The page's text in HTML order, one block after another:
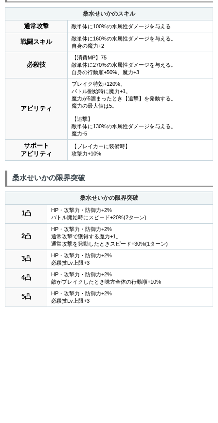
桑水せいかのスキル
通常攻撃
敵単体に100%の水属性ダメージを与える
戦闘スキル
敵単体に160%の水属性ダメージを与える。
自身の魔力+2
必殺技
【消費MP】75
敵単体に270%の水属性ダメージを与える。
自身の行動順+50%、魔力+3
アビリティ
ブレイク特効+120%。
バトル開始時に魔力+1。
魔力が5溜まったとき【追撃】を発動する。
魔力の最大値は5。
【追撃】
敵単体に130%の水属性ダメージを与える。
魔力-5
サポート
アビリティ
【ブレイカーに装備時】
攻撃力+10%
桑水せいかの限界突破
桑水せいかの限界突破
1凸
HP・攻撃力・防御力+2%
バトル開始時にスピード+20%(2ターン)
2凸
HP・攻撃力・防御力+2%
通常攻撃で獲得する魔力+1。
通常攻撃を発動したときスピード+30%(1ターン)
3凸
HP・攻撃力・防御力+2%
必殺技Lv上限+3
4凸
HP・攻撃力・防御力+2%
敵がブレイクしたとき味方全体の行動順+10%
5凸
HP・攻撃力・防御力+2%
必殺技Lv上限+3